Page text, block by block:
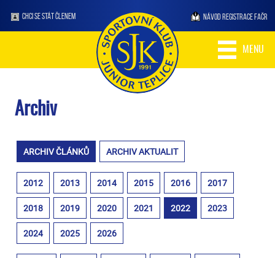
CHCI SE STÁT ČLENEM NÁVOD REGISTRACE FAČR
MENU
Archiv
ARCHIV ČLÁNKŮ ARCHIV AKTUALIT
2012 2013 2014 2015 2016 2017
2018 2019 2020 2021 2022 2023
2024 2025 2026